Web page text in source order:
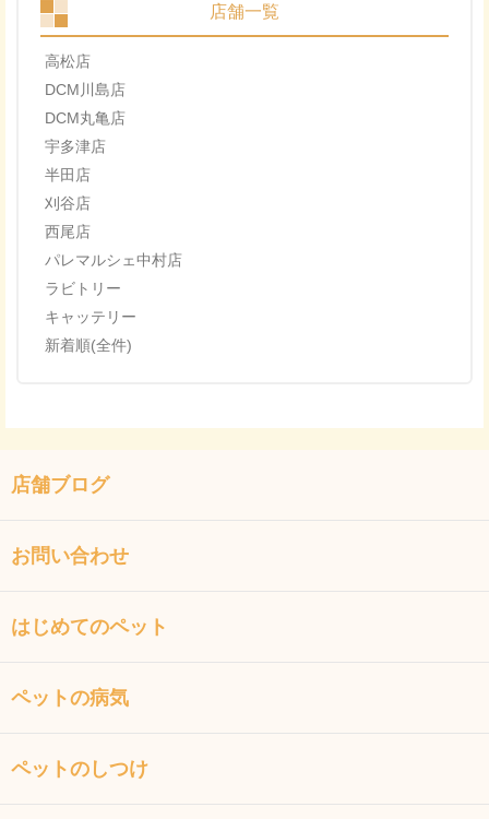
店舗一覧
高松店
DCM川島店
DCM丸亀店
宇多津店
半田店
刈谷店
西尾店
パレマルシェ中村店
ラビトリー
キャッテリー
新着順(全件)
店舗ブログ
お問い合わせ
はじめてのペット
ペットの病気
ペットのしつけ